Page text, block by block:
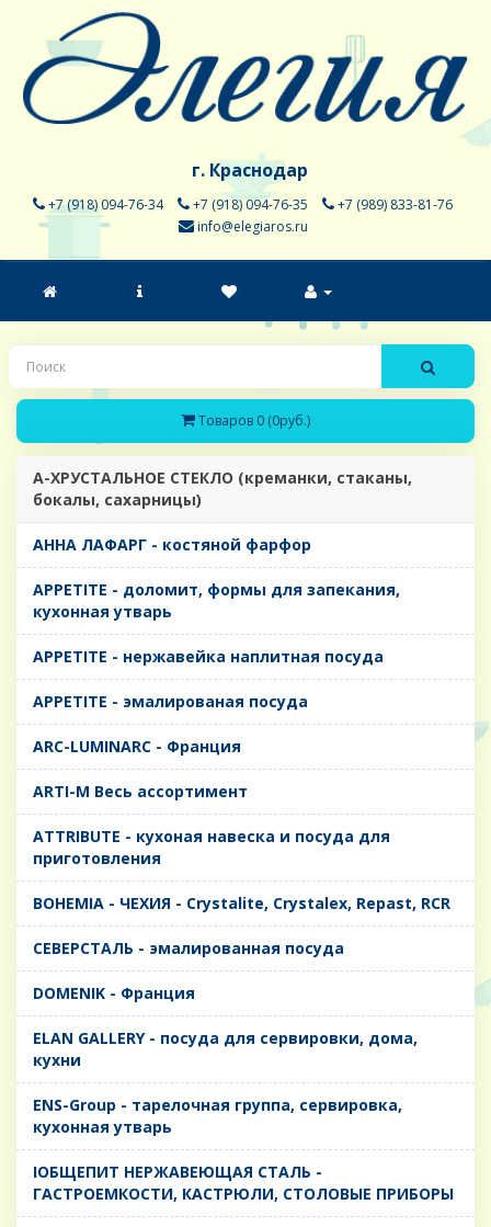
г. Краснодар
+7 (918) 094-76-34 +7 (918) 094-76-35
+7 (989) 833-81-76
info@elegiaros.ru
Товаров 0 (0руб.)
A-ХРУСТАЛЬНОЕ СТЕКЛО (креманки, стаканы,
бокалы, сахарницы)
AHHA ЛАФАРГ - костяной фарфор
APPETITE - доломит, формы для запекания,
кухонная утварь
APPETITE - нержавейка наплитная посуда
APPETITE - эмалированая посуда
ARC-LUMINARC - Франция
ARTI-M Весь ассортимент
ATTRIBUTE - кухоная навеска и посуда для
приготовления
BOHEMIA - ЧЕХИЯ - Crystalite, Crystalex, Repast, RCR
CЕВЕРСТАЛЬ - эмалированная посуда
DOMENIK - Франция
ELAN GALLERY - посуда для сервировки, дома,
кухни
ENS-Group - тарелочная группа, сервировка,
кухонная утварь
IОБЩЕПИТ НЕРЖАВЕЮЩАЯ СТАЛЬ -
ГАСТРОЕМКОСТИ, КАСТРЮЛИ, СТОЛОВЫЕ ПРИБОРЫ